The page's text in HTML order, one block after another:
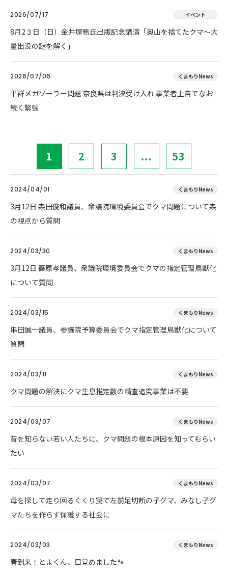
2026/07/17 イベント
8月2３日（日）金井塚務氏出版記念講演「奥山を捨てたクマ～大
量出没の謎を解く」
2026/07/06 くまもりNews
平群メガソーラー問題 奈良県は判決受け入れ 事業者上告でなお
続く緊張
1 2 3 ... 53
2024/04/01 くまもりNews
3月12日 森田俊和議員、衆議院環境委員会でクマ問題について森
の視点から質問
2024/03/30 くまもりNews
3月12日 篠原孝議員、衆議院環境委員会でクマの指定管理鳥獣化
について質問
2024/03/15 くまもりNews
串田誠一議員、参議院予算委員会でクマ指定管理鳥獣化について
質問
2024/03/11 くまもりNews
クマ問題の解決にクマ生息推定数の精査追究事業は不要
2024/03/07 くまもりNews
昔を知らない若い人たちに、クマ問題の根本原因を知ってもらい
たい
2024/03/07 くまもりNews
母を探して走り回るくくり罠で左前足切断の子グマ、みなし子グ
マたちを作らず保護する社会に
2024/03/03 くまもりNews
春到来！とよくん、目覚めました🐾